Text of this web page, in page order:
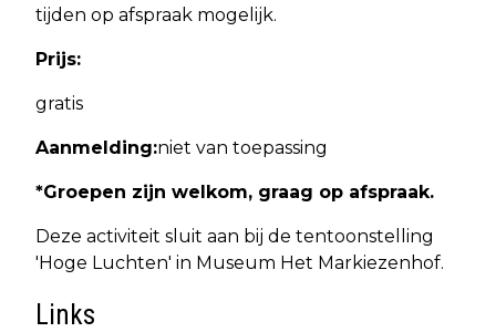
tijden op afspraak mogelijk.
Prijs:
gratis
Aanmelding:niet van toepassing
*Groepen zijn welkom, graag op afspraak.
Deze activiteit sluit aan bij de tentoonstelling
'Hoge Luchten' in Museum Het Markiezenhof.
Links